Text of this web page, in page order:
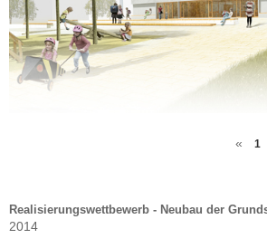
1
Realisierungswettbewerb - Neubau der
2014